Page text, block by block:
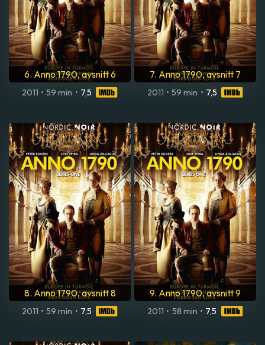
6. Anno 1790, avsnitt 6
2011 • 59 min • 7,5
7. Anno 1790, avsnitt 7
2011 • 59 min • 7,5
8. Anno 1790, avsnitt 8
2011 • 59 min • 7,5
9. Anno 1790, avsnitt 9
2011 • 58 min • 7,5